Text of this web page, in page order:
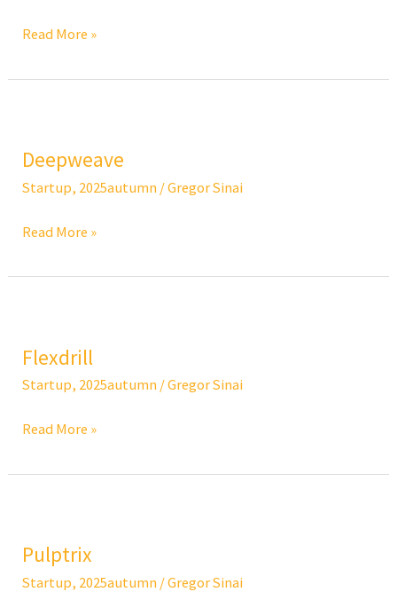
Read More »
Deepweave
Startup, 2025autumn /Gregor Sinai
Read More »
Flexdrill
Startup, 2025autumn /Gregor Sinai
Read More »
Pulptrix
Startup, 2025autumn /Gregor Sinai